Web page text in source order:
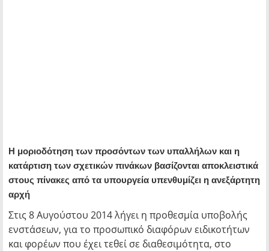
Η μοριοδότηση των προσόντων των υπαλλήλων και η
κατάρτιση των σχετικών πινάκων βασίζονται αποκλειστικά
στους πίνακες από τα υπουργεία υπενθυμίζει η ανεξάρτητη
αρχή
Στις 8 Αυγούστου 2014 λήγει η προθεσμία υποβολής
ενστάσεων, για το προσωπικό διαφόρων ειδικοτήτων
και φορέων που έχει τεθεί σε διαθεσιμότητα, στο